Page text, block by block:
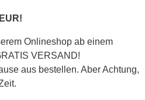
Onlineshop ab einem
VERSAND!
aus bestellen. Aber Achtung,